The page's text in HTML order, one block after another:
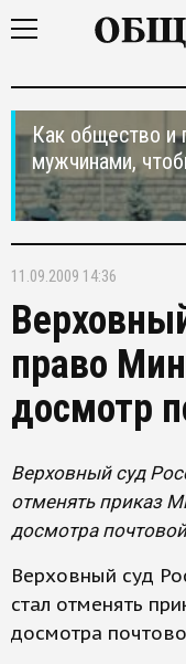
Как общество и
мужчинами,
11.09.2009 14:36
право
досмотр
Верховный суд
отменять приказ
досмотра
Верховный суд
стал отменять
досмотра